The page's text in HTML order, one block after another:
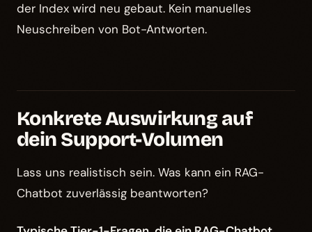
der Index wird neu gebaut. Kein manuelles
Neuschreiben von Bot-Antworten.
Konkrete Auswirkung auf
dein Support-Volumen
Lass uns realistisch sein. Was kann ein RAG-
Chatbot zuverlässig beantworten?